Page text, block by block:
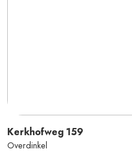
Kerkhofweg 159
Overdinkel